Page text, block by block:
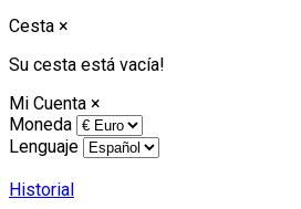
Cesta ×
Su cesta está vacía!
Mi Cuenta ×
Moneda
Lenguaje
Historial